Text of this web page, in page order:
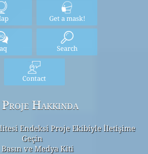
Get a mask!
Search
Contact
Hakkında
Endeksi Proje Ekibiyle İletişime
Geçin
Basın ve Medya Kiti